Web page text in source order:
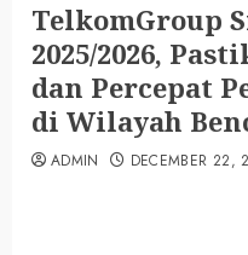
TelkomGroup
2025/2026,
dan Percepat
di Wilayah
ADMIN DECEMBER 22,